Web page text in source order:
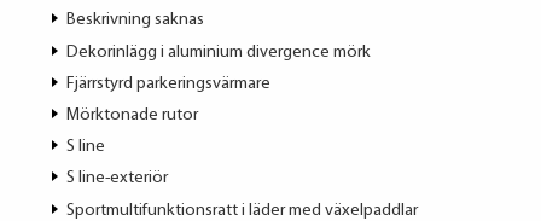
Beskrivning saknas
Dekorinlägg i aluminium divergence mörk
Fjärrstyrd parkeringsvärmare
Mörktonade rutor
S line
S line-exteriör
Sportmultifunktionsratt i läder med växelpaddlar